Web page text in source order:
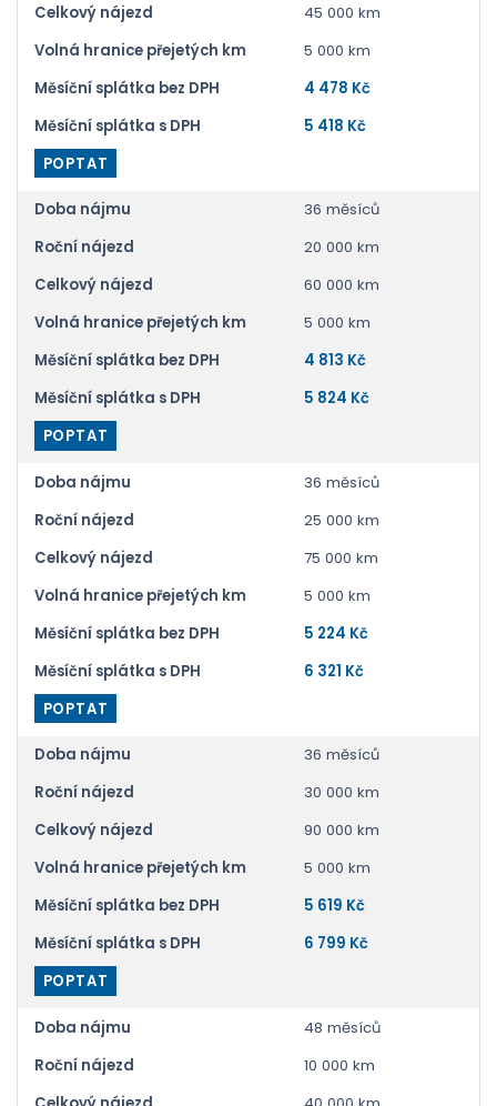
Celkový nájezd
45 000 km
Volná hranice přejetých km
5 000 km
Měsíční splátka bez DPH
4 478 Kč
Měsíční splátka s DPH
5 418 Kč
POPTAT
Doba nájmu
36 měsíců
Roční nájezd
20 000 km
Celkový nájezd
60 000 km
Volná hranice přejetých km
5 000 km
Měsíční splátka bez DPH
4 813 Kč
Měsíční splátka s DPH
5 824 Kč
POPTAT
Doba nájmu
36 měsíců
Roční nájezd
25 000 km
Celkový nájezd
75 000 km
Volná hranice přejetých km
5 000 km
Měsíční splátka bez DPH
5 224 Kč
Měsíční splátka s DPH
6 321 Kč
POPTAT
Doba nájmu
36 měsíců
Roční nájezd
30 000 km
Celkový nájezd
90 000 km
Volná hranice přejetých km
5 000 km
Měsíční splátka bez DPH
5 619 Kč
Měsíční splátka s DPH
6 799 Kč
POPTAT
Doba nájmu
48 měsíců
Roční nájezd
10 000 km